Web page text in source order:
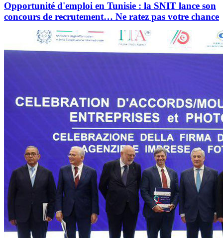
Opportunité d'emploi en Tunisie : la SNIT lance son
concours de recrutement… Ne ratez pas votre chance